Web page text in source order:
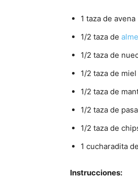
1 taza de avena
1/2 taza de
1/2 taza de
1/2 taza de miel
1/2 taza de
1/2 taza de
1/2 taza de
1 cucharadita
Instrucciones: